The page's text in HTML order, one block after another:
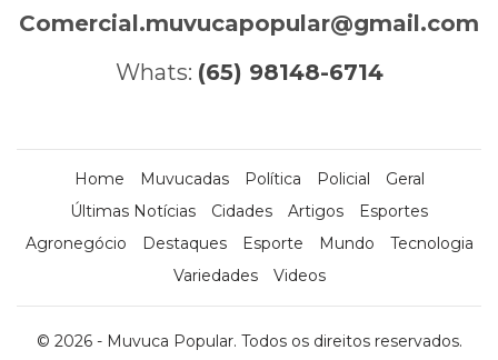
Comercial.muvucapopular@gmail.com
Whats: (65) 98148-6714
Home Muvucadas Política Policial
Geral
Últimas Notícias
Cidades Artigos
Esportes
Agronegócio
Destaques Esporte Mundo
Tecnologia
Variedades
Videos
© 2026 - Muvuca Popular. Todos os direitos reservados.